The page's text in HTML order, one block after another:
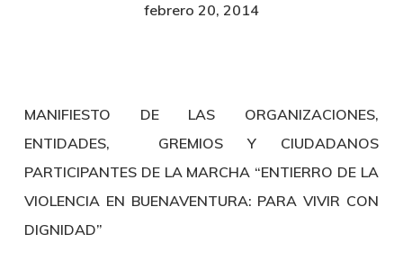
febrero 20, 2014
MANIFIESTO DE LAS ORGANIZACIONES,
ENTIDADES, GREMIOS Y CIUDADANOS
PARTICIPANTES DE LA MARCHA “ENTIERRO DE LA
VIOLENCIA EN BUENAVENTURA: PARA VIVIR CON
DIGNIDAD”